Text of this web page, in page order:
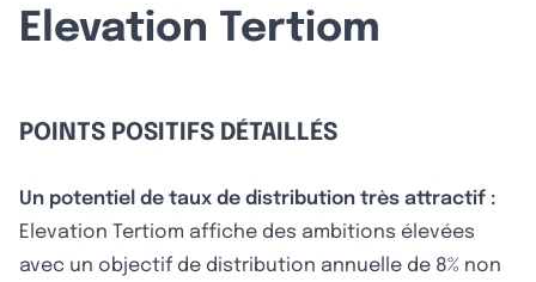
Elevation Tertiom
POINTS POSITIFS DÉTAILLÉS
Un potentiel de taux de distribution très attractif :
Elevation Tertiom affiche des ambitions élevées
avec un objectif de distribution annuelle de 8% non